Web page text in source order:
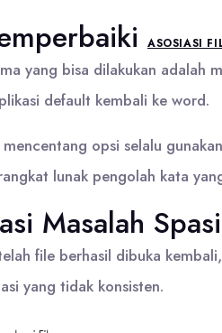
ASOSIASI
yang bisa dilakukan adalah
default kembali ke word.
opsi selalu
lunak pengolah kata
Masalah
file berhasil dibuka
yang tidak konsisten.